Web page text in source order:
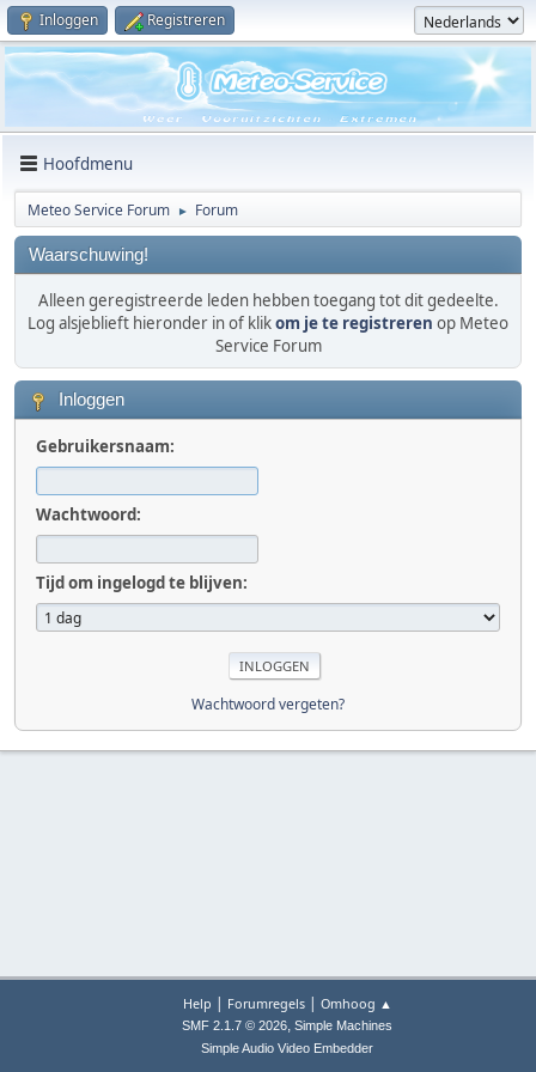
Inloggen Registreren
Hoofdmenu
Meteo Service Forum ► Forum
Waarschuwing!
Alleen geregistreerde leden hebben toegang tot dit gedeelte.
Log alsjeblieft hieronder in of klikom je te registreren op Meteo
Service Forum
Inloggen
Gebruikersnaam:
Wachtwoord:
Tijd om ingelogd te blijven:
Wachtwoord vergeten?
Help | Forumregels| Omhoog ▲
SMF 2.1.7 © 2026, Simple Machines
Simple Audio Video Embedder